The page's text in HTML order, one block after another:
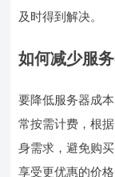
及时得到解决。
如何减少服
要降低服务器成
常按需计费，根
身需求，避免购
享受更优惠的价格